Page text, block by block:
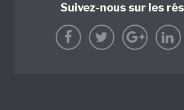
Suivez-nous sur les